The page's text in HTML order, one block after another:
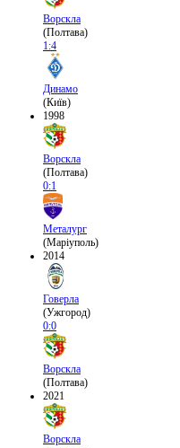
Ворскла
(Полтава)
1:4
Динамо
(Київ)
1998
Ворскла
(Полтава)
0:1
Металург
(Маріуполь)
2014
Говерла
(Ужгород)
0:0
Ворскла
(Полтава)
2021
Ворскла